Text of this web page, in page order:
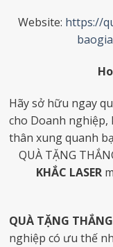
Website: https://
Hãy sở hữu ngay
cho Doanh
thân xung quanh
QUÀ TẶNG
KHẮC LASER
QUÀ TẶNG
nghiệp có ưu thế